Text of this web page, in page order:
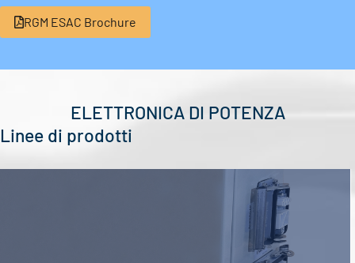
RGM ESAC Brochure
ELETTRONICA DI POTENZA
Linee di prodotti